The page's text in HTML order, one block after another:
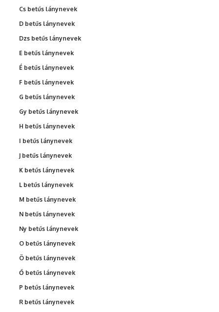
Cs betűs lánynevek
D betűs lánynevek
Dzs betűs lánynevek
E betűs lánynevek
É betűs lánynevek
F betűs lánynevek
G betűs lánynevek
Gy betűs lánynevek
H betűs lánynevek
I betűs lánynevek
J betűs lánynevek
K betűs lánynevek
L betűs lánynevek
M betűs lánynevek
N betűs lánynevek
Ny betűs lánynevek
O betűs lánynevek
Ö betűs lánynevek
Ő betűs lánynevek
P betűs lánynevek
R betűs lánynevek